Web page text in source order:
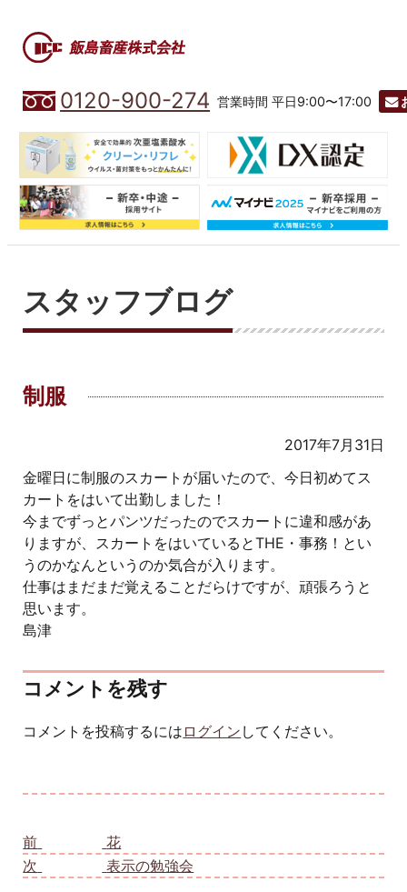
0120-900-274 営業時間 平日9:00〜17:00
スタッフブログ
制服
2017年7月31日
金曜日に制服のスカートが届いたので、今日初めてス
カートをはいて出勤しました！
今までずっとパンツだったのでスカートに違和感があ
りますが、スカートをはいているとTHE・事務！とい
うのかなんというのか気合が入ります。
仕事はまだまだ覚えることだらけですが、頑張ろうと
思います。
島津
コメントを残す
コメントを投稿するには ログイン してください。
前
花
次
表示の勉強会